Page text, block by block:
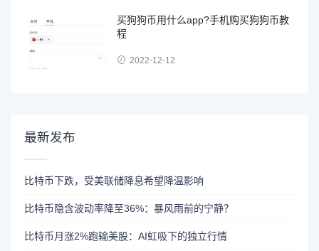
买狗狗币用什么app?手机购买狗狗币教
程
2022-12-12
最新发布
比特币下跌，受美联储降息希望降温影响
比特币隐含波动率降至36%：暴风雨前的宁静？
比特币月涨2%跑输美股：AI虹吸下的独立行情